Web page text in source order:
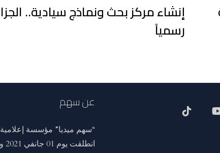
إنشاء مركز بحث ونماذج سيادية..
رسمياً
عن سهم
“سهم ميديا” مؤسسة